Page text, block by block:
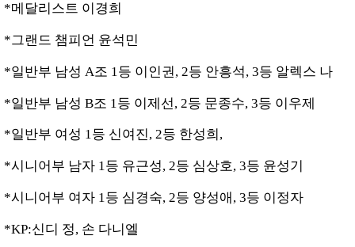
*메달리스트 이경희
*그랜드 챔피언 윤석민
*일반부 남성 A조 1등 이인권, 2등 안흥석, 3등 알렉스 나
*일반부 남성 B조 1등 이제선, 2등 문종수, 3등 이우제
*일반부 여성 1등 신여진, 2등 한성희,
*시니어부 남자 1등 유근성, 2등 심상호, 3등 윤성기
*시니어부 여자 1등 심경숙, 2등 양성애, 3등 이정자
*KP:신디 정, 손 다니엘